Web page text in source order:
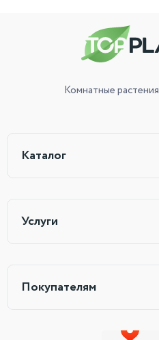
Комнатные растения
Каталог
Услуги
Покупателям